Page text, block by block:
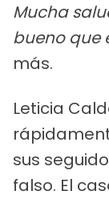
Mucha
bueno que
más.
Leticia
sus
falso. El